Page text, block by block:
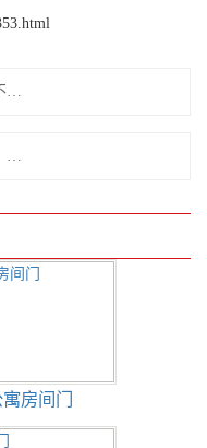
想买白色大香蕉视频网，但不耐脏，怎么破？
大香蕉视频网门套、门套线、门扇如何安装？
寓房间门